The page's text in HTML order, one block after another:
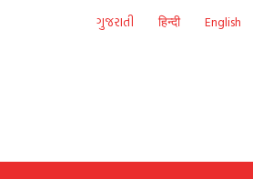
ગુજરાતી हिन्दी English